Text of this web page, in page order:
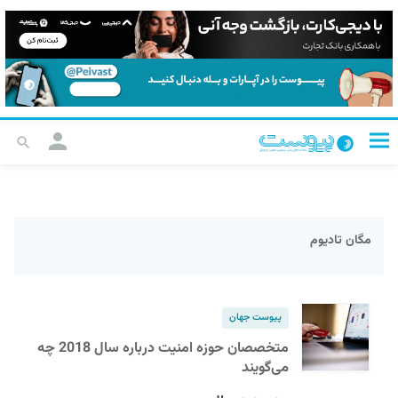
مگان تادیوم
پیوست جهان
متخصصان حوزه امنیت درباره سال 2018 چه
می‌گویند